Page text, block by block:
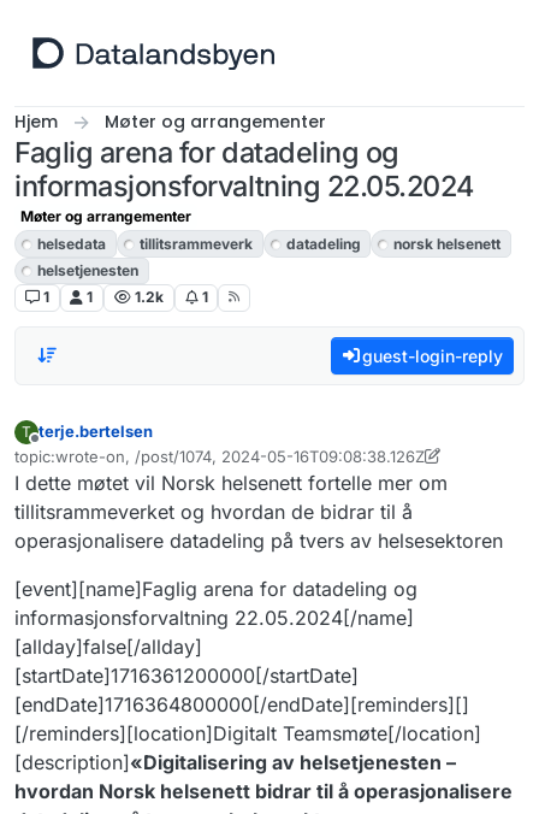
Hjem Møter og arrangementer
Faglig arena for datadeling og
informasjonsforvaltning 22.05.2024
Møter og arrangementer
helsedata
tillitsrammeverk datadeling
norsk helsenett
helsetjenesten
1
1 1.2k 1
guest-login-reply
T
Frakoblet
terje.bertelsen
topic:wrote-on, /post/1074, 2024-05-16T09:08:38.126Z
Sist endret av terje.bertelsen
I dette møtet vil Norsk helsenett fortelle mer om
tillitsrammeverket og hvordan de bidrar til å
operasjonalisere datadeling på tvers av helsesektoren
[event][name]Faglig arena for datadeling og
informasjonsforvaltning 22.05.2024[/name]
[allday]false[/allday]
[startDate]1716361200000[/startDate]
[endDate]1716364800000[/endDate][reminders][]
[/reminders][location]Digitalt Teamsmøte[/location]
[description]«Digitalisering av helsetjenesten –
hvordan Norsk helsenett bidrar til å operasjonalisere